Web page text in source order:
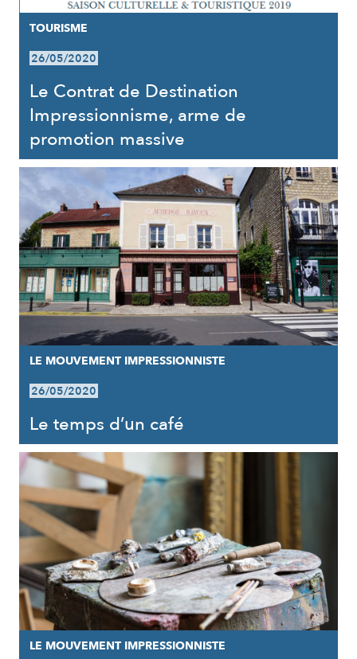
TOURISME
26/05/2020
Le Contrat de Destination
Impressionnisme, arme de
promotion massive
LE MOUVEMENT IMPRESSIONNISTE
26/05/2020
Le temps d’un café
LE MOUVEMENT IMPRESSIONNISTE